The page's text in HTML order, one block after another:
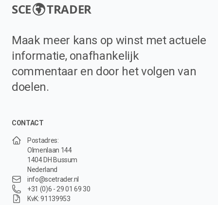
SCE TRADER
Maak meer kans op winst met actuele
informatie, onafhankelijk
commentaar en door het volgen van
doelen.
CONTACT
Postadres:
Olmenlaan 144
1404 DH Bussum
Nederland
info@scetrader.nl
+31 (0)6 - 29 01 69 30
KvK: 91139953